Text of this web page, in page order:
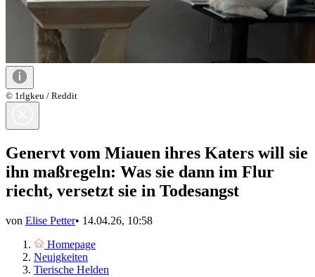
© 1rlgkeu / Reddit
Genervt vom Miauen ihres Katers will sie
ihn maßregeln: Was sie dann im Flur
riecht, versetzt sie in Todesangst
von Elise Petter• 14.04.26, 10:58
Homepage
Neuigkeiten
Tierische Helden